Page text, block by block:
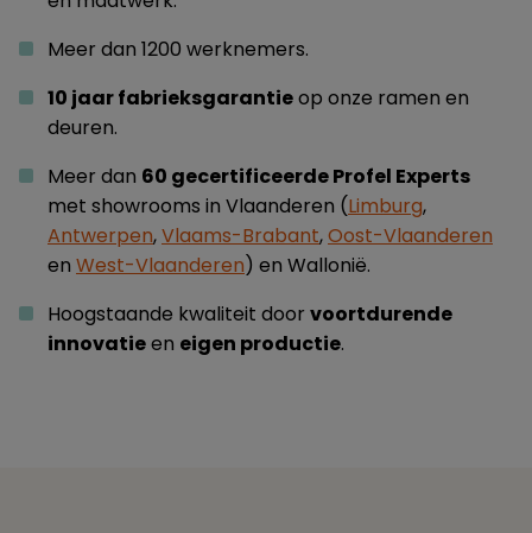
Meer dan 1200 werknemers.
10 jaar fabrieksgarantieop onze ramen en
deuren.
Meer dan 60 gecertificeerde Profel Experts
met showrooms in Vlaanderen (Limburg,
Antwerpen,Vlaams-Brabant,Oost-Vlaanderen
en West-Vlaanderen) en Wallonië.
Hoogstaande kwaliteit door voortdurende
innovatieen eigen productie.